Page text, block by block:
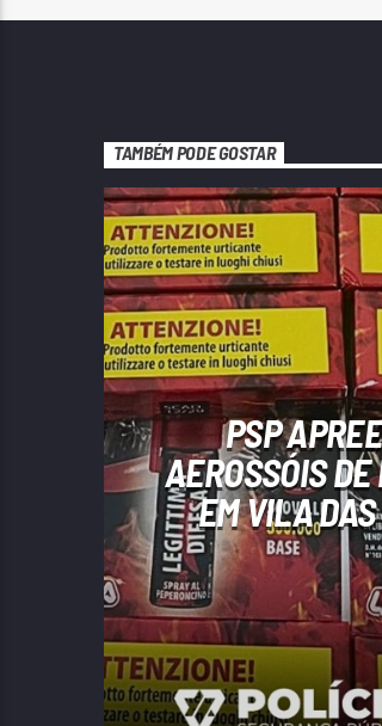
TAMBÉM PODE GOSTAR
PSP
AEROSSÓIS
EM VILA